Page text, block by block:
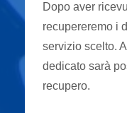
Dopo aver
recupereremo i
servizio scelto.
dedicato sarà
recupero.